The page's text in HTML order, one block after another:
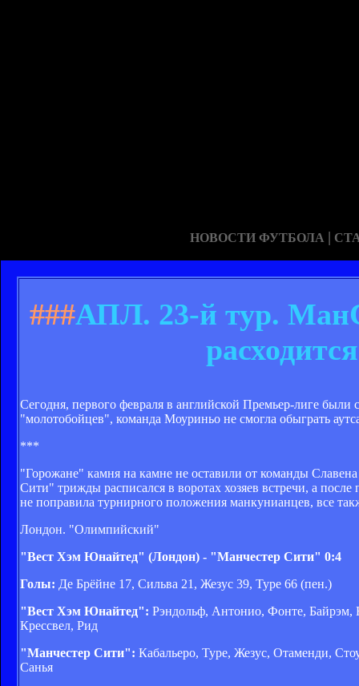
НОВОСТИ ФУТБОЛА |
###АПЛ. 23-й тур.
Сегодня, первого февраля в английской Премьер-лиге
"молотобойцев", команда Моуриньо не смогла обыграть
***
"Горожане" камня на камне не оставили от команды
Сити" трижды расписался в воротах хозяев встречи, а
не поправила турнирного положения манкунианцев, все
Лондон. "Олимпийский"
"Вест Хэм Юнайтед" (Лондон) - "Манчестер Сити" 0:4
Голы: Де Брёйне 17, Сильва 21, Жезус 39, Туре 66 (пен.)
"Вест Хэм Юнайтед": Рэндольф, Антонио, Фонте, Байрэм,
Крессвел, Рид
"Манчестер Сити": Кабальеро, Туре, Жезус, Отаменди,
Санья